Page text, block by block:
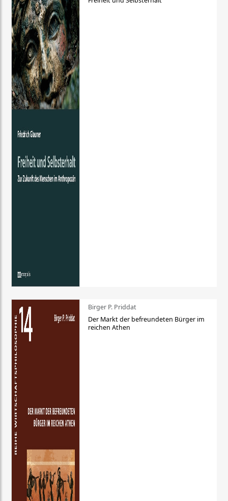
Birger P. Priddat
Der Markt der befreundeten Bürger im
reichen Athen